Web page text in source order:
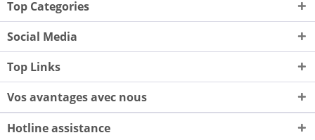
Top Categories
Social Media
Top Links
Vos avantages avec nous
Hotline assistance